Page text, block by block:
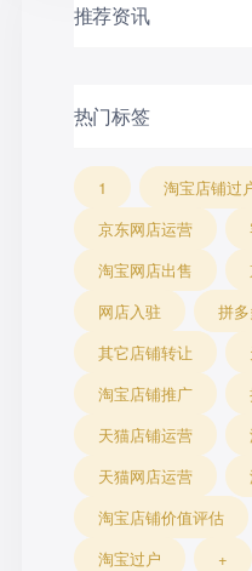
推荐资讯
热门标签
1 淘宝店铺过
京东网店运营
淘宝网店出售
网店入驻
拼
其它店铺转让
淘宝店铺推广
天猫店铺运营
天猫网店运营
淘宝店铺价值评估
淘宝过户
+